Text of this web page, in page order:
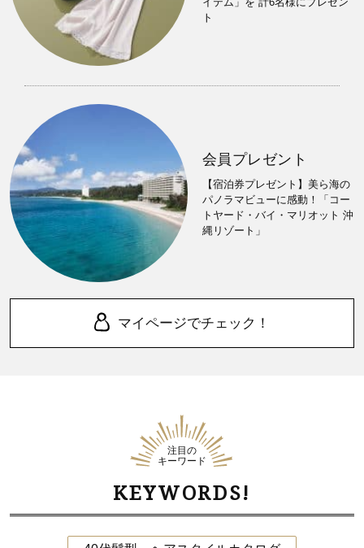
ト
会員プレゼント
【宿泊券プレゼント】美ら海の
パノラマビューに感動！「コー
トヤード・バイ・マリオット 沖
縄リゾート」
マイページでチェック！
注目の
キーワード
KEYWORDS!